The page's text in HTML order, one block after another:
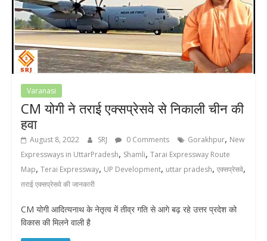
Varanasi
CM योगी ने तराई एक्सप्रेसवे से निकाली चीन की
हवा
August 8, 2022 SRJ 0 Comments Gorakhpur, New
Expressways in UttarPradesh, Shamli, Tarai Expressway Route
Map, Terai Expressway, UP Development, uttar pradesh, एक्सप्रेसवे,
तराई एक्सप्रेसवे की जानकारी
CM योगी आदित्यनाथ के नेतृत्व में तीव्र गति से आगे बढ़ रहे उत्तर प्रदेश को
विकास की मिलने वाली है